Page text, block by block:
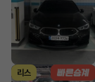
리스